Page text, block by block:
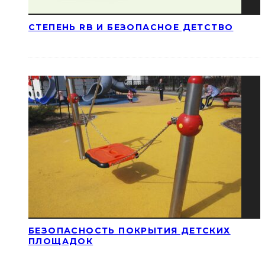
СТЕПЕНЬ RB И БЕЗОПАСНОЕ ДЕТСТВО
БЕЗОПАСНОСТЬ ПОКРЫТИЯ ДЕТСКИХ
ПЛОЩАДОК